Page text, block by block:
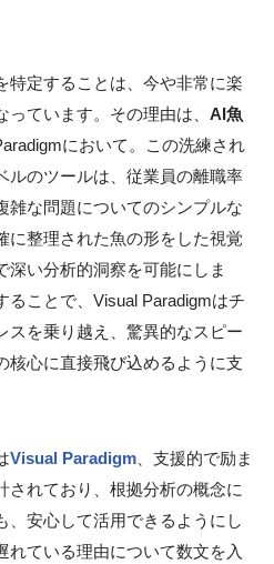
特定することは、今や非常に楽
ています。その理由は、 AI魚
において。この洗練され
ルのツールは、従業員の離職率
雑な問題についてのシンプルな
に整理された魚の形をした視覚
深い分析的洞察を可能にしま
ることで、Visual Paradigmはチ
スを乗り越え、驚異的なスピー
核心に直接飛び込めるように支
Visual Paradigm 、支援的で励ま
されており、根拠分析の概念に
、安心して活用できるようにし
れている理由について数文を入